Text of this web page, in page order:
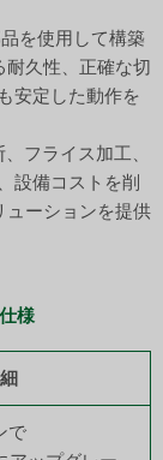
を使用して構築
耐久性、正確な切
安定した動作を
フライス加工、
設備コストを削
ューションを提供
様
で